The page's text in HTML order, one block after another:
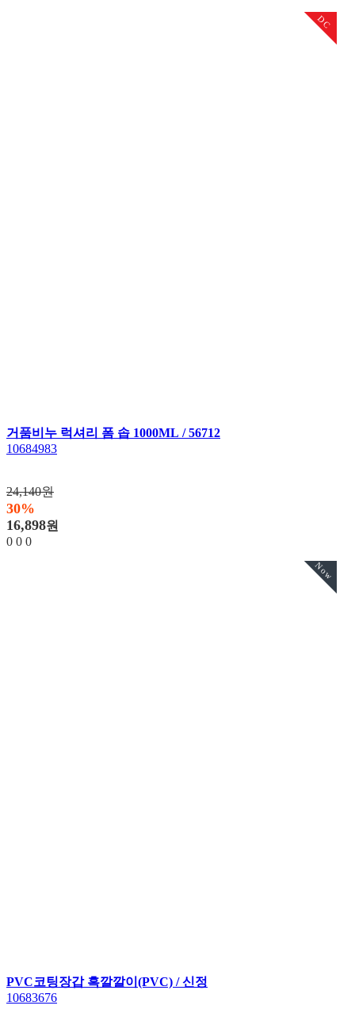
DC
거품비누 럭셔리 폼 솝 1000ML / 56712
10684983
24,140원
30%
16,898원
0 0 0
Now
PVC코팅장갑 흑깔깔이(PVC) / 신정
10683676